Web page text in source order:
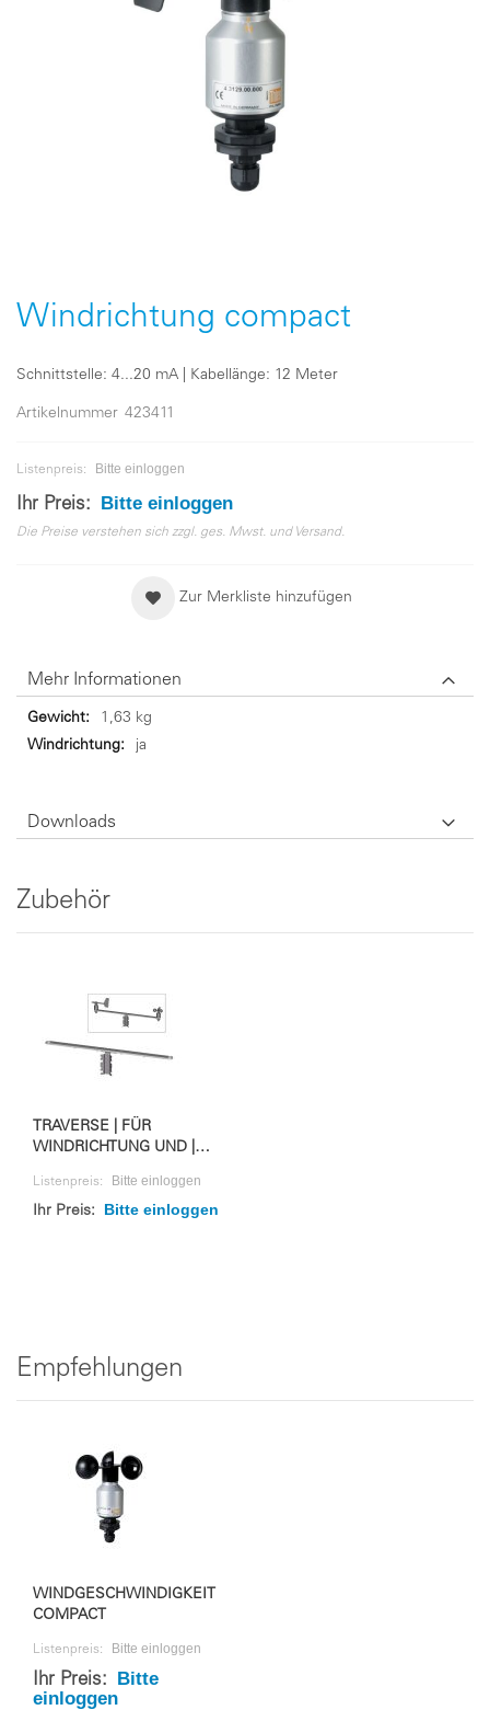
Bildergalerie
Windrichtung compact
Schnittstelle: 4...20 mA | Kabellänge: 12 Meter
Artikelnummer 423411
Listenpreis: Bitte einloggen
Ihr Preis: Bitte einloggen
Die Preise verstehen sich zzgl. ges. Mwst. und Versand.
Zur Merkliste hinzufügen
Mehr Informationen
Mehr
Informationen
1,63 kg
ja
Downloads
Zubehör
TRAVERSE | FÜR
WINDRICHTUNG UND |
Listenpreis: Bitte einloggen
Ihr Preis: Bitte einloggen
Empfehlungen
WINDGESCHWINDIGKEIT
COMPACT
Listenpreis: Bitte einloggen
Ihr Preis:
Bitte
einloggen